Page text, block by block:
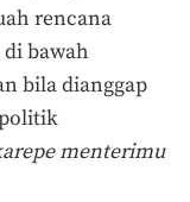
rencana
bawah
bila dianggap
menterimu